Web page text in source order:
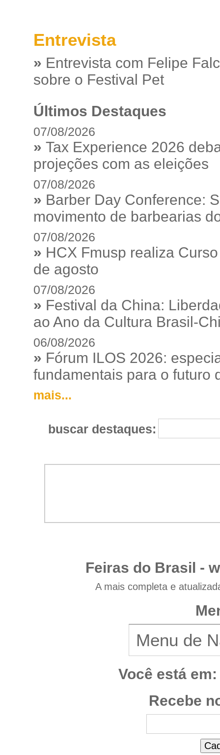
Entrevista
» Entrevista com Felipe
sobre o Festival Pet
Últimos Destaques
07/08/2026
» Tax Experience 2026
projeções com as eleições
07/08/2026
» Barber Day Conference:
movimento de barbearias
07/08/2026
» HCX Fmusp realiza
de agosto
07/08/2026
» Festival da China:
ao Ano da Cultura Brasil-
06/08/2026
» Fórum ILOS 2026:
fundamentais para o futuro
mais...
buscar destaques:
Feiras do Brasil -
A mais completa e
Você está em:
Recebe